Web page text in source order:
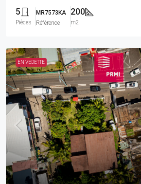
5
Pièces
MR7573KA
Référence
200
m2
EN VEDETTE